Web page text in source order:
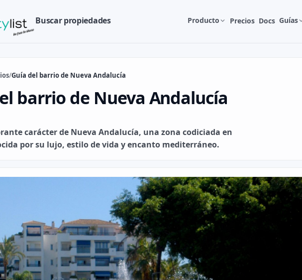
Buscar propiedades Producto Precios Docs Guías
/Guía del barrio de Nueva Andalucía
barrio de Nueva Andalucía
carácter de Nueva Andalucía, una zona codiciada en
por su lujo, estilo de vida y encanto mediterráneo.